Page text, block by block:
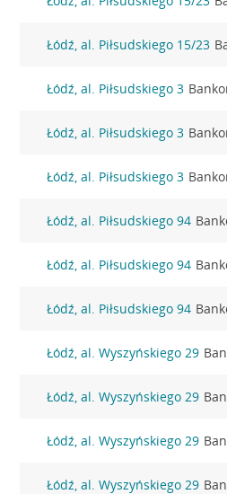
Łódź, al. Piłsudskiego 15/23
Łódź, al. Piłsudskiego 3
Łódź, al. Piłsudskiego 3
Łódź, al. Piłsudskiego 3
Łódź, al. Piłsudskiego 94
Łódź, al. Piłsudskiego 94
Łódź, al. Piłsudskiego 94
Łódź, al. Wyszyńskiego 29
Łódź, al. Wyszyńskiego 29
Łódź, al. Wyszyńskiego 29
Łódź, al. Wyszyńskiego 29